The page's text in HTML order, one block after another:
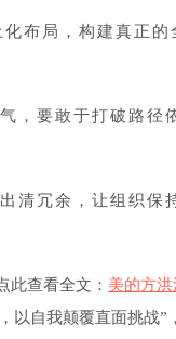
布局，构建真正的
，要敢于打破路径
清冗余，让组织保
此查看全文： 美的方洪
以自我颠覆直面挑战”，